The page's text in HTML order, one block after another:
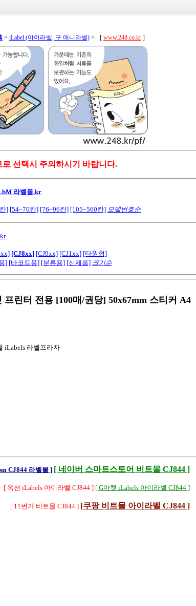
> iLabel (아이라벨, 구 애니라벨) > [ www.248.co.kr ]
선택시 주의하시기 바랍니다.
라벨몰.kr
] [54~70칸] [76~96칸] [105~560칸] 모델번호순
[CJ8xx] [CJ9xx] [CJ1xx] [타원형]
] [바코드용] [분류용] [신제품] 크기순
프린터 전용 [100매/권당] 50x67mm 스티커 A4
iLabels 라벨프라자
CJ844 라벨몰 ] [ 네이버 스마트스토어 비트몰 CJ844 ]
[ 옥션 iLabels 아이라벨 CJ844 ] [ G마켓 iLabels 아이라벨 CJ844 ]
[ 11번가 비트몰 CJ844 ] [쿠팡 비트몰 아이라벨 CJ844 ]